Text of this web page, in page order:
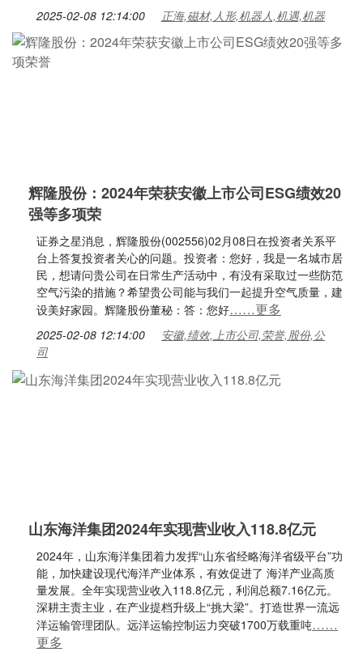
2025-02-08 12:14:00 正海,磁材,人形,机器人,机遇,机器
辉隆股份：2024年荣获安徽上市公司ESG绩效20
强等多项荣
证券之星消息，辉隆股份(002556)02月08日在投资者关系平
台上答复投资者关心的问题。投资者：您好，我是一名城市居
民，想请问贵公司在日常生产活动中，有没有采取过一些防范
空气污染的措施？希望贵公司能与我们一起提升空气质量，建
设美好家园。辉隆股份董秘：答：您好……更多
2025-02-08 12:14:00
安徽,绩效,上市公司,荣誉,股份,公
司
山东海洋集团2024年实现营业收入118.8亿元
2024年，山东海洋集团着力发挥“山东省经略海洋省级平台”功
能，加快建设现代海洋产业体系，有效促进了 海洋产业高质
量发展。全年实现营业收入118.8亿元，利润总额7.16亿元。
深耕主责主业，在产业提档升级上“挑大梁”。打造世界一流远
洋运输管理团队。远洋运输控制运力突破1700万载重吨……
更多